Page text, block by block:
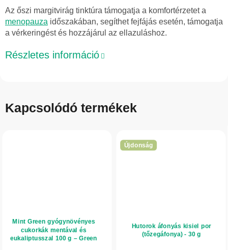
Az őszi margitvirág tinktúra támogatja a komfortérzetet a
menopauza időszakában, segíthet fejfájás esetén, támogatja
a vérkeringést és hozzájárul az ellazuláshoz.
Részletes információ
Kapcsolódó termékek
Mint Green gyógynövényes
cukorkák mentával és
eukaliptusszal 100 g – Green
Újdonság
Hutorok áfonyás kisiel por
(tőzegáfonya) - 30 g